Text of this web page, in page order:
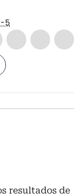
5
resultados de